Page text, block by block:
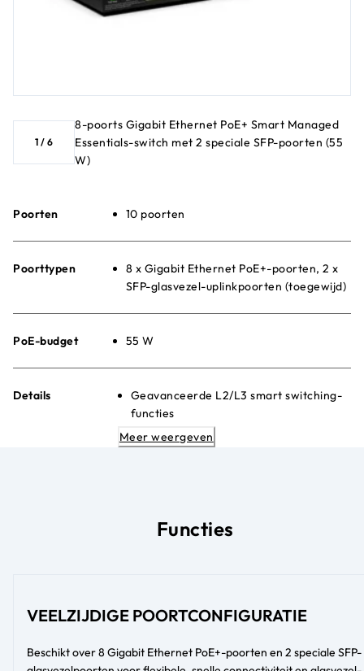
1 / 6
8-poorts Gigabit Ethernet PoE+ Smart Managed
Essentials-switch met 2 speciale SFP-poorten (55
W)
Poorten 10 poorten
Poorttypen
8 x Gigabit Ethernet PoE+-poorten, 2 x
SFP-glasvezel-uplinkpoorten (toegewijd)
PoE-budget 55 W
Details
Geavanceerde L2/L3 smart switching-
functies
Gebruiksvriendelijke,
browsergebaseerde beheer-GUI
Energy Efficient Ethernet (IEEE
802.3az)
Meer weergeven
Functies
VEELZIJDIGE POORTCONFIGURATIE
Beschikt over 8 Gigabit Ethernet PoE+-poorten en 2 speciale SFP-